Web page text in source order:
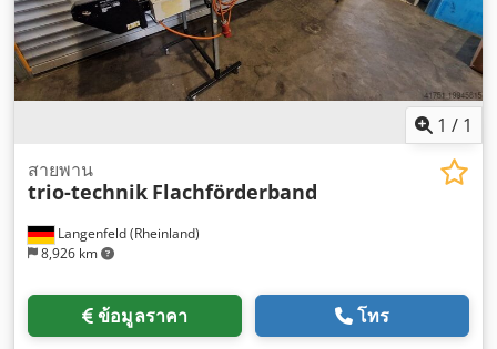
1 / 1
Langenfeld (Rheinland)
8,926 km
สายพาน
trio-technik Flachförderband
ข้อมูลราคา โทร